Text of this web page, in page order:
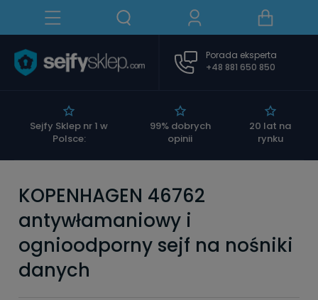
Sejfy Sklep nr 1 w
Polsce:
99% dobrych
opinii
20 lat na
rynku
Porada eksperta
+48 881 650 850
KOPENHAGEN 46762
antywłamaniowy i
ognioodporny sejf na nośniki
danych